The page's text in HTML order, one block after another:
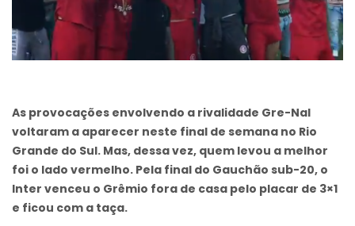
As provocações envolvendo a rivalidade Gre-Nal
voltaram a aparecer neste final de semana no Rio
Grande do Sul. Mas, dessa vez, quem levou a melhor
foi o lado vermelho. Pela final do Gauchão sub-20, o
Inter venceu o Grêmio fora de casa pelo placar de 3×1
e ficou com a taça.